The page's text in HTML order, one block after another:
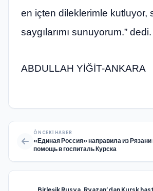
en içten dileklerimle kutluyor,
saygılarımı sunuyorum.” dedi.
ABDULLAH YİĞİT-ANKARA
ÖNCEKI HABER
«Единая Россия» направила из
помощь в госпиталь Курска